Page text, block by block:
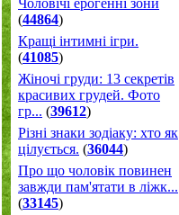
Чоловічі ерогенні зони
(44864)
Кращі інтимні ігри.
(41085)
Жіночі груди: 13 секретів
красивих грудей. Фото
гр... (39612)
Різні знаки зодіаку: хто як
цілується. (36044)
Про що чоловік повинен
завжди пам'ятати в ліжк...
(33145)